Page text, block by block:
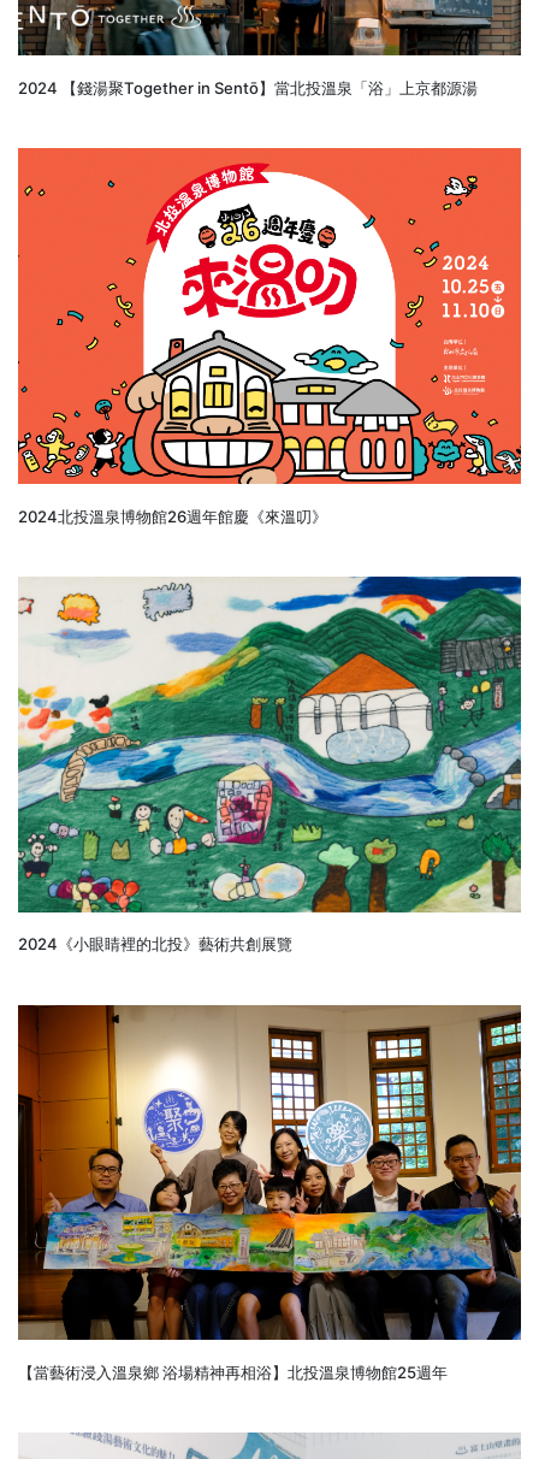
2024 【錢湯聚Together in Sentō】當北投溫泉「浴」上京都源湯
2024北投溫泉博物館26週年館慶《來溫叨》
2024《小眼睛裡的北投》藝術共創展覽
【當藝術浸入溫泉鄉 浴場精神再相浴】北投溫泉博物館25週年